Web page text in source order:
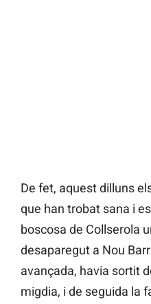
De fet, aquest dilluns
que han trobat sana i
boscosa de Collserola
desaparegut a Nou
avançada, havia sortit
migdia, i de seguida la